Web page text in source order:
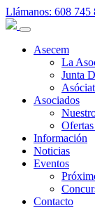
Llámanos: 608 745
Asecem
La
Junta
Asociados
Información
Noticias
Eventos
Contacto